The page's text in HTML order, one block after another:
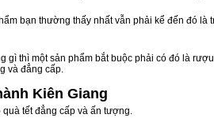
bạn thường thấy nhất vẫn phải kể đến đó
gì thì một sản phẩm bắt buộc phải có đó là
và đẳng cấp.
Kiên Giang
tết đẳng cấp và ấn tượng.